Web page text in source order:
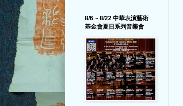
8/6 ~ 8/22 中華表演藝術
基金會夏日系列音樂會